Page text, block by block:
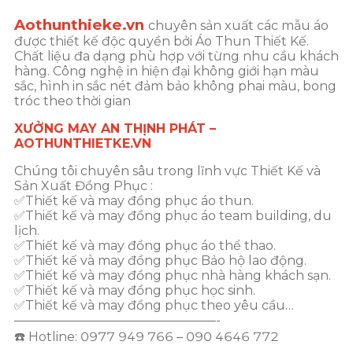
Aothunthieke.vn chuyên sản xuất các mẫu áo
được thiết kế độc quyền bởi Áo Thun Thiết Kế.
Chất liệu đa dạng phù hợp với từng nhu cầu khách
hàng. Công nghệ in hiện đại không giới hạn màu
sắc, hình in sắc nét đảm bảo không phai màu, bong
tróc theo thời gian
XƯỞNG MAY AN THỊNH PHÁT –
AOTHUNTHIETKE.VN
Chúng tôi chuyên sâu trong lĩnh vực Thiết Kế và
Sản Xuất Đồng Phục :
✅Thiết kế và may đồng phục áo thun.
✅Thiết kế và may đồng phục áo team building, du
lịch.
✅Thiết kế và may đồng phục áo thể thao.
✅Thiết kế và may đồng phục Bảo hộ lao động.
✅Thiết kế và may đồng phục nhà hàng khách sạn.
✅Thiết kế và may đồng phục học sinh.
✅Thiết kế và may đồng phục theo yêu cầu…
————————————————-
☎️ Hotline: 0977 949 766 – 090 4646 772